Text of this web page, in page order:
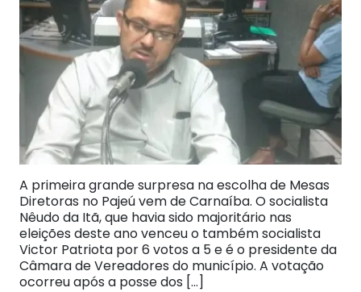
A primeira grande surpresa na escolha de Mesas
Diretoras no Pajeú vem de Carnaíba. O socialista
Nêudo da Itã, que havia sido majoritário nas
eleições deste ano venceu o também socialista
Victor Patriota por 6 votos a 5 e é o presidente da
Câmara de Vereadores do município. A votação
ocorreu após a posse dos […]